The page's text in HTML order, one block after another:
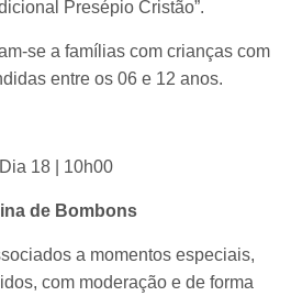
Presépio Cristão”.
se a famílias com crianças com
entre os 06 e 12 anos.
18 | 10h00
de Bombons
a momentos especiais,
com moderação e de forma